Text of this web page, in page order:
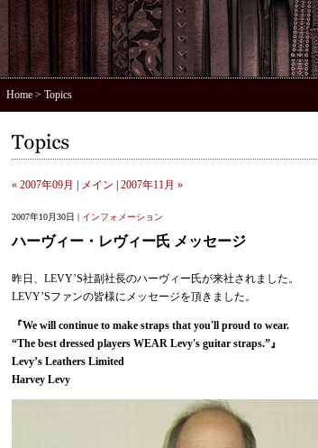
Home> Topics
« 2007年09月 メイン 2007年11月 »
2007年10月30日 | インフォメーション
ハーヴィー・レヴィー氏 メッセージ
昨日、LEVY’S社副社長のハーヴィー氏が来社されました。
LEVY’Sファンの皆様にメッセージを頂きました。
『We will continue to make straps that you'll proud to wear.
“The best dressed players WEAR Levy's guitar straps.”』
Levy’s Leathers Limited
Harvey Levy